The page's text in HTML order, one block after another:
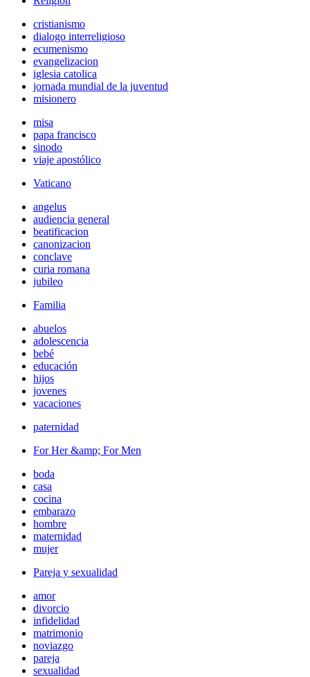
cristianismo
dialogo interreligioso
ecumenismo
evangelizacion
iglesia catolica
jornada mundial de la juventud
misionero
misa
papa francisco
sinodo
viaje apostólico
Vaticano
angelus
audiencia general
beatificacion
canonizacion
conclave
curia romana
jubileo
Familia
abuelos
adolescencia
bebé
educación
hijos
jovenes
vacaciones
paternidad
For Her &amp; For Men
boda
casa
cocina
embarazo
hombre
maternidad
mujer
Pareja y sexualidad
amor
divorcio
infidelidad
matrimonio
noviazgo
pareja
sexualidad